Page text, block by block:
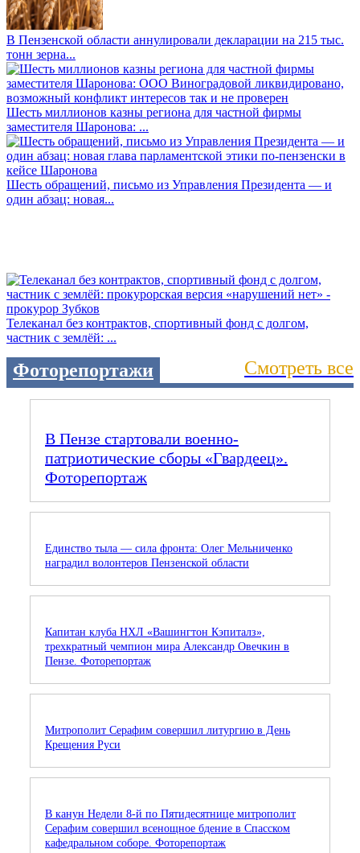
В Пензенской области аннулировали декларации на 215 тыс.
тонн зерна...
Шесть миллионов казны региона для частной фирмы
заместителя Шаронова: ...
Шесть обращений, письмо из Управления Президента — и
один абзац: новая...
Телеканал без контрактов, спортивный фонд с долгом,
частник с землёй: ...
Фоторепортажи Смотреть все
В Пензе стартовали военно-
патриотические сборы «Гвардеец».
Фоторепортаж
Единство тыла — сила фронта: Олег Мельниченко
наградил волонтеров Пензенской области
Капитан клуба НХЛ «Вашингтон Кэпиталз»,
трехкратный чемпион мира Александр Овечкин в
Пензе. Фоторепортаж
Митрополит Серафим совершил литургию в День
Крещения Руси
В канун Недели 8-й по Пятидесятнице митрополит
Серафим совершил всенощное бдение в Спасском
кафедральном соборе. Фоторепортаж